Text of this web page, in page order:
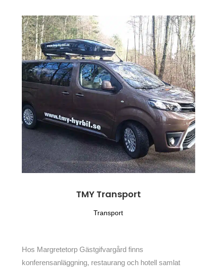
TMY Transport
Transport
Hos Margretetorp Gästgifvargård finns
konferensanläggning, restaurang och hotell samlat